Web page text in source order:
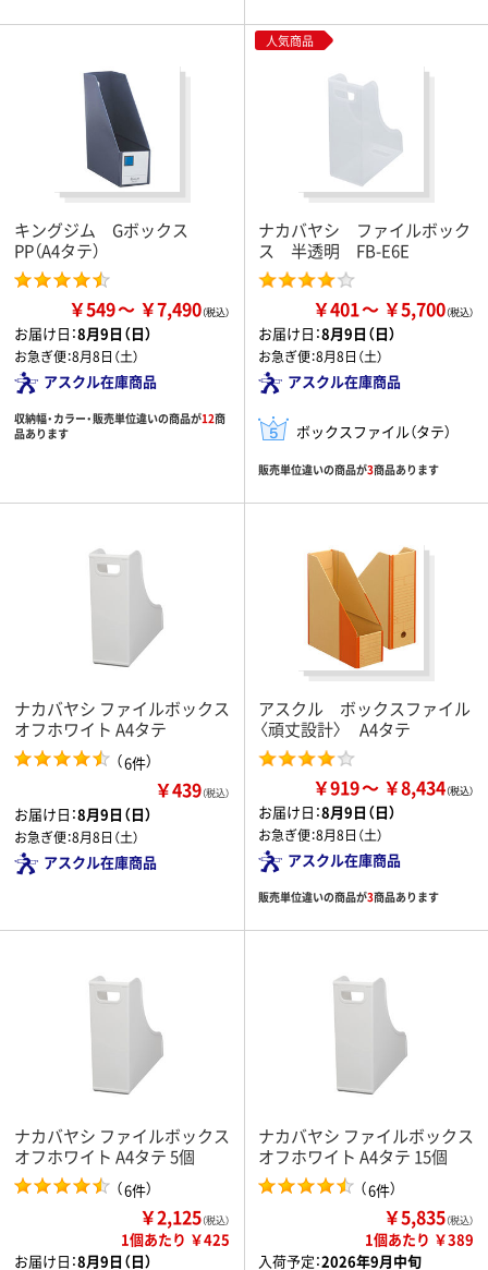
キングジム Gボックス
PP（A4タテ）
￥549 ￥7,490
お届け日：8月9日（日）
お急ぎ便：8月8日（土）
アスクル在庫商品
収納幅・カラー・販売単位違いの商品が12商
品あります
人気商品
ナカバヤシ ファイルボック
ス 半透明 FB-E6E
￥401 ￥5,700
お届け日：8月9日（日）
お急ぎ便：8月8日（土）
アスクル在庫商品
ボックスファイル（タテ）
販売単位違いの商品が3商品あります
ナカバヤシ ファイルボックス
オフホワイト A4タテ
（6件）
￥439（税込）
お届け日：8月9日（日）
お急ぎ便：8月8日（土）
アスクル在庫商品
アスクル ボックスファイル
〈頑丈設計〉 A4タテ
￥919 ￥8,434
お届け日：8月9日（日）
お急ぎ便：8月8日（土）
アスクル在庫商品
販売単位違いの商品が3商品あります
ナカバヤシ ファイルボックス
オフホワイト A4タテ 5個
（6件）
￥2,125（税込）
1個あたり ￥425
お届け日：8月9日（日）
ナカバヤシ ファイルボックス
オフホワイト A4タテ 15個
（6件）
￥5,835（税込）
1個あたり ￥389
入荷予定：2026年9月中旬